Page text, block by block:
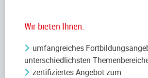
Wir bieten Ihnen:
umfangreiches
unterschiedlichsten
zertifiziertes Angebot zum